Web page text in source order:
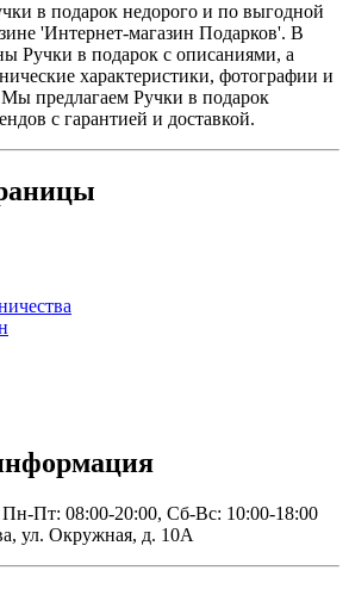
в подарок недорого и по выгодной
'Интернет-магазин Подарков'. В
Ручки в подарок с описаниями, а
характеристики, фотографии и
предлагаем Ручки в подарок
с гарантией и доставкой.
Пн-Пт: 08:00-20:00, Сб-Вс: 10:00-18:00
ул. Окружная, д. 10А